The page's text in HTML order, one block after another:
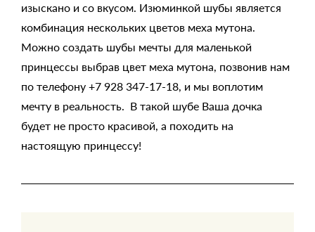
изыскано и со вкусом. Изюминкой шубы является
комбинация нескольких цветов меха мутона.
Можно создать шубы мечты для маленькой
принцессы выбрав цвет меха мутона, позвонив нам
по телефону +7 928 347-17-18, и мы воплотим
мечту в реальность. В такой шубе Ваша дочка
будет не просто красивой, а походить на
настоящую принцессу!